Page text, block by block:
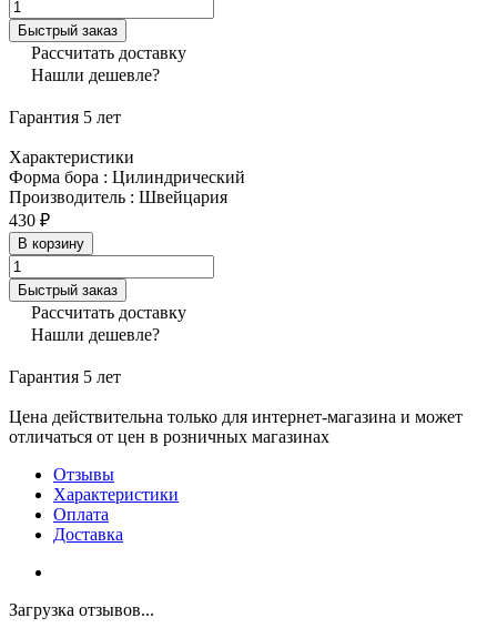
Быстрый заказ
Рассчитать доставку
Нашли дешевле?
Гарантия 5 лет
Характеристики
Форма бора : Цилиндрический
Производитель : Швейцария
430 ₽
В корзину
Быстрый заказ
Рассчитать доставку
Нашли дешевле?
Гарантия 5 лет
Цена действительна только для интернет-магазина и может
отличаться от цен в розничных магазинах
Отзывы
Характеристики
Оплата
Доставка
Загрузка отзывов...